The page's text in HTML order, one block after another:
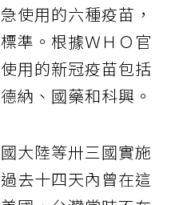
使用的六種疫苗，
準。根據ＷＨＯ官
用的新冠疫苗包括
納、國藥和科興。
大陸等卅三國實施
去十四天內曾在這